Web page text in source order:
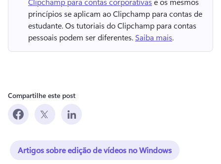
princípios se aplicam ao Clipchamp para contas de
estudante. Os tutoriais do Clipchamp para contas
pessoais podem ser diferentes. Saiba mais.
Compartilhe este post
Artigos sobre edição de vídeos no Windows